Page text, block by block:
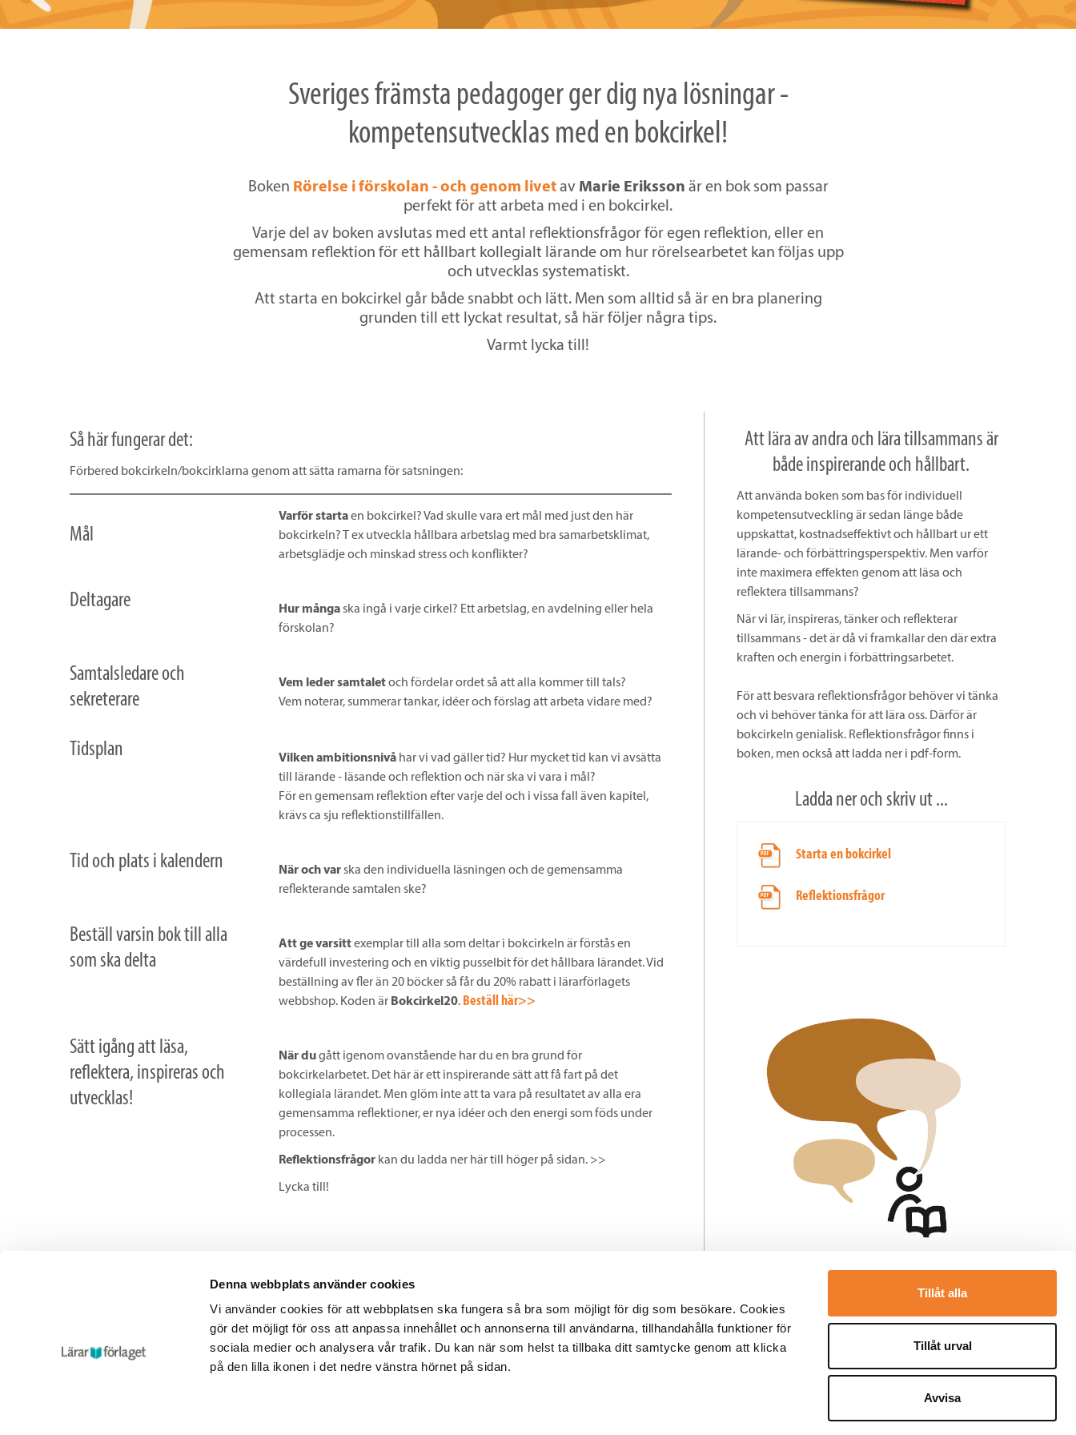
Denna webbplats använder cookies
Vi använder cookies för att webbplatsen ska fungera så bra som möjligt för dig som besökare. Cookies
gör det möjligt för oss att anpassa innehållet och annonserna till användarna, tillhandahålla funktioner för
sociala medier och analysera vår trafik. Du kan när som helst ta tillbaka ditt samtycke genom att klicka
på den lilla ikonen i det nedre vänstra hörnet på sidan.
Tillåt alla
Tillåt urval
Avvisa
Sveriges främsta pedagoger ger dig nya lösningar -
kompetensutvecklas med en bokcirkel!
Boken Rörelse i förskolan - och genom livetav Marie Eriksson är en bok som passar
perfekt för att arbeta med i en bokcirkel.
Varje del av boken avslutas med ett antal reflektionsfrågor för egen reflektion, eller en
gemensam reflektion för ett hållbart kollegialt lärande om hur rörelsearbetet kan följas upp
och utvecklas systematiskt.
Att starta en bokcirkel går både snabbt och lätt. Men som alltid så är en bra planering
grunden till ett lyckat resultat, så här följer några tips.
Varmt lycka till!
Så här fungerar det:
Förbered bokcirkeln/bokcirklarna genom att sätta ramarna för satsningen:
Mål
Varför startaen bokcirkel? Vad skulle vara ert mål med just den här
bokcirkeln? T ex utveckla hållbara arbetslag med bra samarbetsklimat,
arbetsglädje och minskad stress och konflikter?
Deltagare Hur mångaska ingå i varje cirkel? Ett arbetslag, en avdelning eller hela
förskolan?
Samtalsledare och
sekreterare
Vem leder samtaletoch fördelar ordet så att alla kommer till tals?
Vem noterar, summerar tankar, idéer och förslag att arbeta vidare med?
Tidsplan Vilken ambitionsnivå har vi vad gäller tid? Hur mycket tid kan vi avsätta
till lärande - läsande och reflektion och när ska vi vara i mål?
För en gemensam reflektion efter varje del och i vissa fall även kapitel,
krävs ca sju reflektionstillfällen.
Tid och plats i kalendern När och varska den individuella läsningen och de gemensamma
reflekterande samtalen ske?
Beställ varsin bok till alla
som ska delta
Att ge varsittexemplar till alla som deltar i bokcirkeln är förstås en
värdefull investering och en viktig pusselbit för det hållbara lärandet. Vid
beställning av fler än 20 böcker så får du 20% rabatt i lärarförlagets
webbshop. Koden är Bokcirkel20. Beställ här>>
Sätt igång att läsa,
reflektera, inspireras och
utvecklas!
När dugått igenom ovanstående har du en bra grund för
bokcirkelarbetet. Det här är ett inspirerande sätt att få fart på det
kollegiala lärandet. Men glöm inte att ta vara på resultatet av alla era
gemensamma reflektioner, er nya idéer och den energi som föds under
processen.
Reflektionsfrågorkan du ladda ner här till höger på sidan. >>
Lycka till!
Att lära av andra och lära tillsammans är
både inspirerande och hållbart.
Att använda boken som bas för individuell
kompetensutveckling är sedan länge både
uppskattat, kostnadseffektivt och hållbart ur ett
lärande- och förbättringsperspektiv. Men varför
inte maximera effekten genom att läsa och
reflektera tillsammans?
När vi lär, inspireras, tänker och reflekterar
tillsammans - det är då vi framkallar den där extra
kraften och energin i förbättringsarbetet.
För att besvara reflektionsfrågor behöver vi tänka
och vi behöver tänka för att lära oss. Därför är
bokcirkeln genialisk. Reflektionsfrågor finns i
boken, men också att ladda ner i pdf-form.
Ladda ner och skriv ut ...
Starta en bokcirkel
Reflektionsfrågor